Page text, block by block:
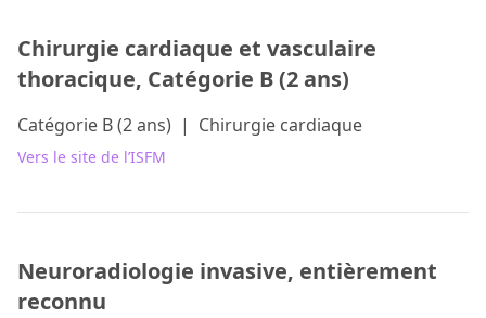
Chirurgie cardiaque et vasculaire
thoracique, Catégorie B (2 ans)
Catégorie B (2 ans) | Chirurgie cardiaque
Vers le site de l’ISFM
Neuroradiologie invasive, entièrement
reconnu